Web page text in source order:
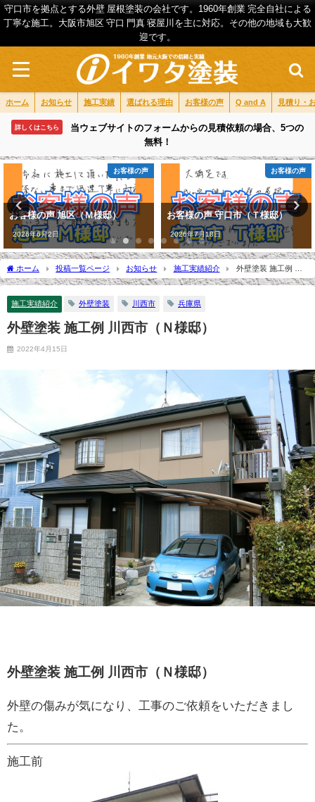
守口市を拠点とする外壁 屋根塗装の会社です。1960年創業 完全自社による
丁寧な施工。大阪市旭区 守口 門真 寝屋川を主に対応。その他の地域も大歓
迎です。
ホーム お知らせ 施工実績 選ばれる理由 お客様の声 Q and A 見積り・
詳しくはこちら
当ウェブサイトのフォームからの見積依頼の場合、5つの
無料！
お客様の声
お客様の声 守口市（Ｔ様邸）
2026年7月18日
お客様の声
お客様の声 東淀川区（Ｈ様邸）
2026年5月6日
ホーム 投稿一覧ページ お知らせ 施工実績紹介
外壁塗装 施工例 川
西市（Ｎ様邸）
施工実績紹介 外壁塗装 川西市 兵庫県
外壁塗装 施工例 川西市（Ｎ様邸）
2022年4月15日
外壁塗装 施工例 川西市（Ｎ様邸）
外壁の傷みが気になり、工事のご依頼をいただきまし
た。
施工前